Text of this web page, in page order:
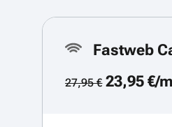
Fastweb
27,95 €23,95 €/